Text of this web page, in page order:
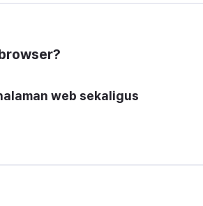
web sekaligus